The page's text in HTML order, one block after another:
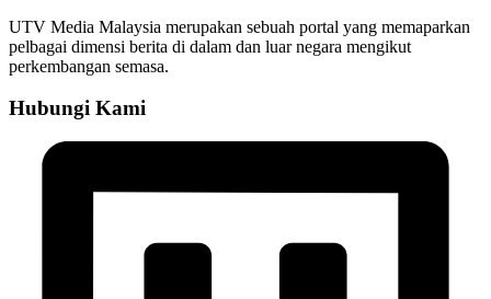
UTV Media Malaysia merupakan sebuah portal yang memaparkan
pelbagai dimensi berita di dalam dan luar negara mengikut
perkembangan semasa.
Hubungi Kami